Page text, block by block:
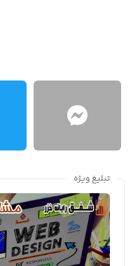
تبلیغ ویژه